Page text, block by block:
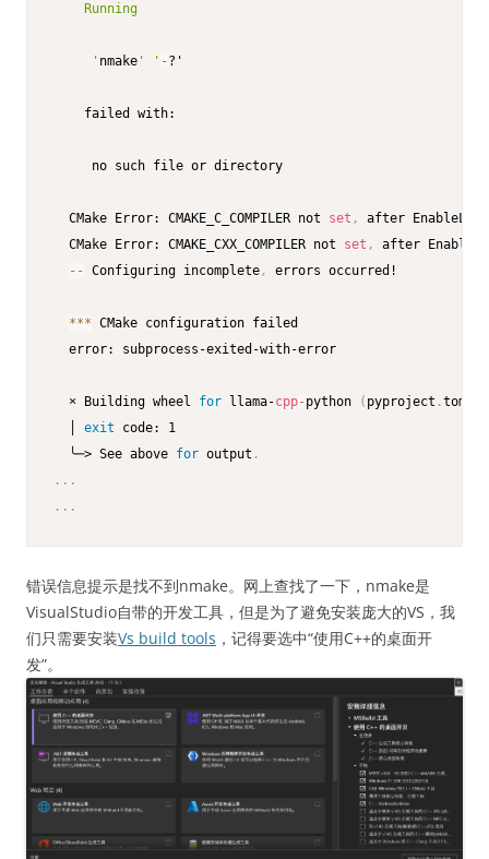
    Running
     '
nmake ' ' -?'
    failed with:
     no such file or directory
  CMake Error: CMAKE_C_COMPILER not
set ,
after
  CMake Error: CMAKE_CXX_COMPILER not
set ,
after
-- Configuring incomplete , errors occurred!
*** CMake configuration failed
  error: subprocess-exited-with-error
  × Building wheel
for llama-cpp-python ( pyproject .toml
exit code: 1
  ╰─> See above
for output .
. . .
. . .
错误信息提示是找不到nmake。网上查找了一下，nmake是
VisualStudio自带的开发工具，但是为了避免安装庞大的VS，我
们只需要安装Vs build tools ，记得要选中“使用C++的桌面开
发”。